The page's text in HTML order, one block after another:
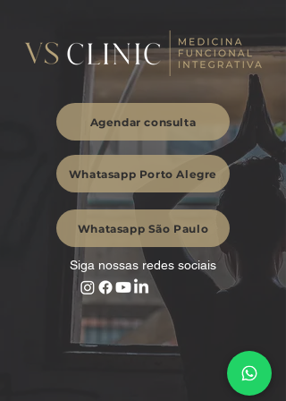
Agendar consulta
Whatasapp Porto Alegre
Whatasapp São Paulo
Siga nossas redes sociais